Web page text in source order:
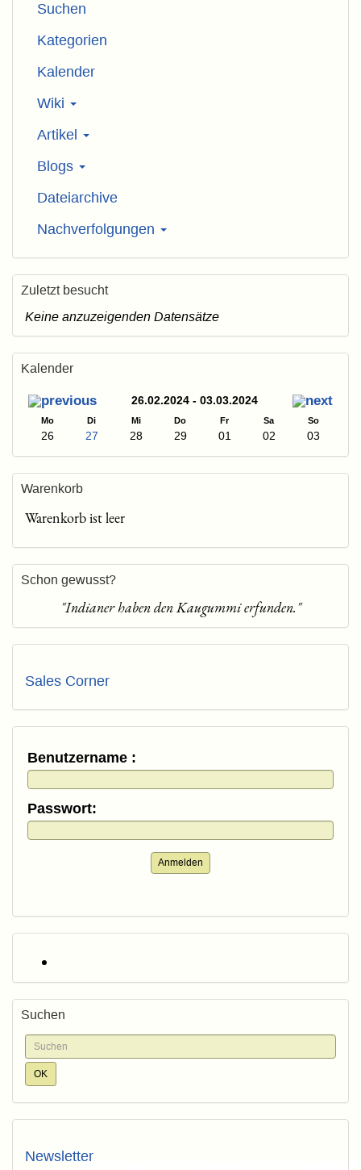
Suchen
Kategorien
Kalender
Wiki
Artikel
Blogs
Dateiarchive
Nachverfolgungen
Zuletzt besucht
Keine anzuzeigenden Datensätze
Kalender
26.02.2024 - 03.03.2024
Mo Di Mi Do Fr Sa So
26 27 28 29 01 02 03
Warenkorb
Warenkorb ist leer
Schon gewusst?
"Indianer haben den Kaugummi erfunden."
Sales Corner
Benutzername :
Passwort:
Anmelden
Suchen
Newsletter